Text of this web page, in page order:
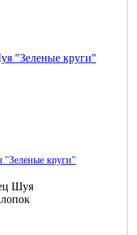
"Зеленые круги"
Шуя